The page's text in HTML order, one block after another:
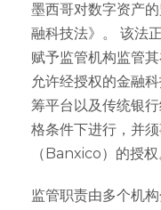
墨西哥对数字资产
融科技法》。 该法
赋予监管机构监管
允许经授权的金融
筹平台以及传统银
格条件下进行，并
（Banxico）的授权
监管职责由多个机